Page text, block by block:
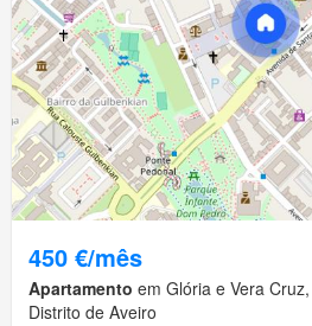
450 €/mês
Apartamento em Glória e Vera
Distrito de Aveiro